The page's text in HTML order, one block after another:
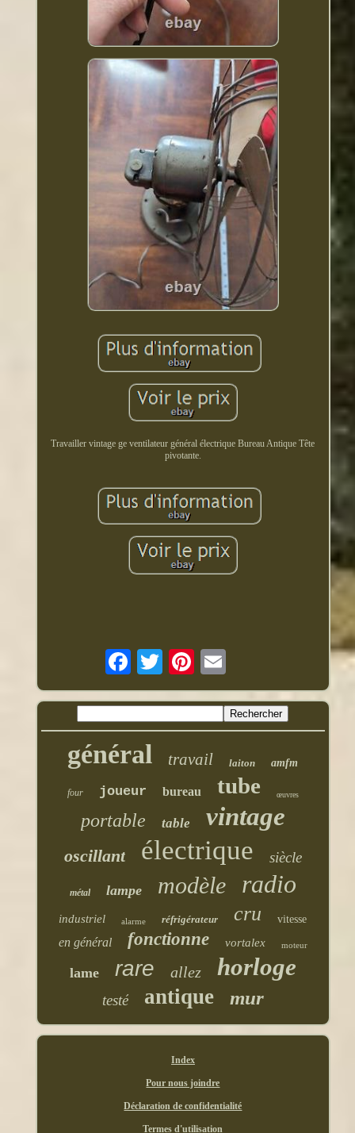
Travailler vintage ge ventilateur général électrique Bureau Antique Tête
pivotante.
général travail laiton amfm
four joueur bureau tube œuvres
portable table vintage
oscillant électrique siècle
métal lampe modèle radio
industriel alarme réfrigérateur cru vitesse
en général fonctionne vortalex moteur
lame rare allez horloge
testé antique mur
Index
Pour nous joindre
Déclaration de confidentialité
Termes d'utilisation